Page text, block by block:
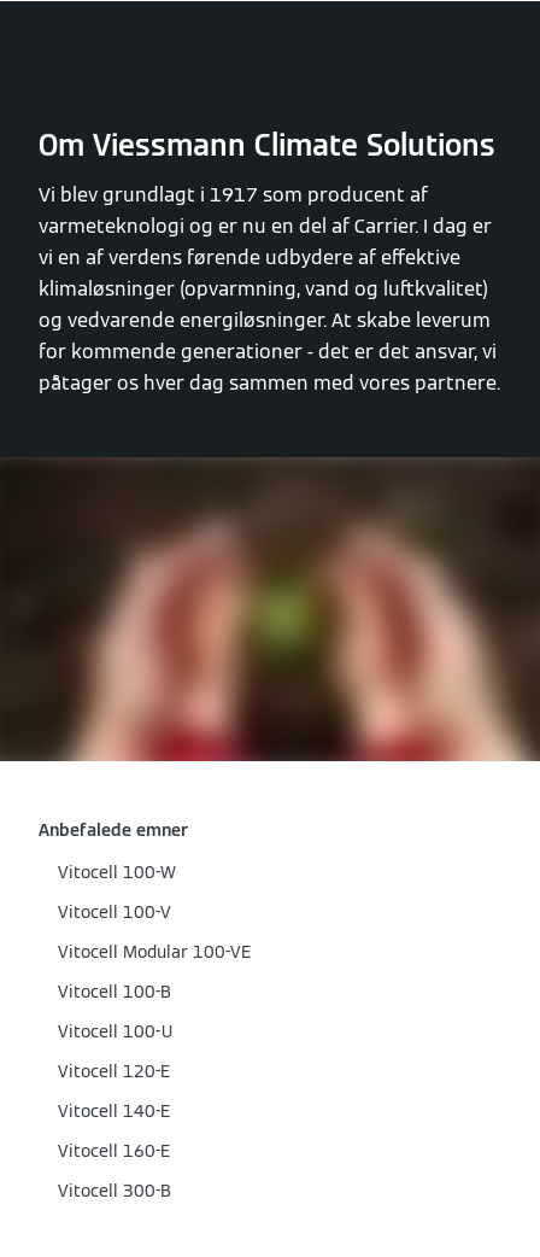
Om Viessmann Climate Solutions
Vi blev grundlagt i 1917 som producent af
varmeteknologi og er nu en del af Carrier. I dag er
vi en af verdens førende udbydere af effektive
klimaløsninger (opvarmning, vand og luftkvalitet)
og vedvarende energiløsninger. At skabe leverum
for kommende generationer - det er det ansvar, vi
påtager os hver dag sammen med vores partnere.
Anbefalede emner
Vitocell 100-W
Vitocell 100-V
Vitocell Modular 100-VE
Vitocell 100-B
Vitocell 100-U
Vitocell 120-E
Vitocell 140-E
Vitocell 160-E
Vitocell 300-B